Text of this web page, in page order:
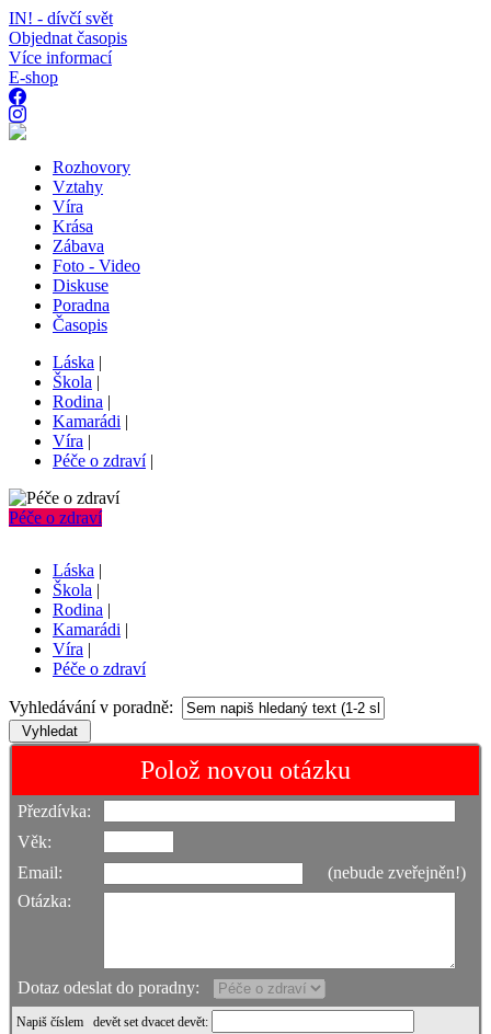
IN! - dívčí svět
Objednat časopis
Více informací
E-shop
Rozhovory
Vztahy
Víra
Krása
Zábava
Foto - Video
Diskuse
Poradna
Časopis
Láska |
Škola |
Rodina |
Kamarádi |
Víra |
Péče o zdraví|
Péče o zdraví
Láska |
Škola |
Rodina |
Kamarádi |
Víra |
Péče o zdraví
Vyhledávání v poradně:
Polož novou otázku
Přezdívka:
Věk:
Email:
(nebude zveřejněn!)
Otázka:
Dotaz odeslat do poradny:
Napiš číslem devět set dvacet devět: